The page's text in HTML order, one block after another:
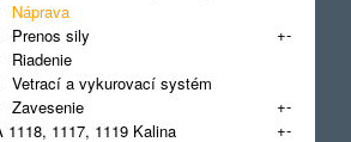
Náprava
Prenos sily
+-
Riadenie
Vetrací a vykurovací systém
Zavesenie
+-
1118, 1117, 1119 Kalina
+-